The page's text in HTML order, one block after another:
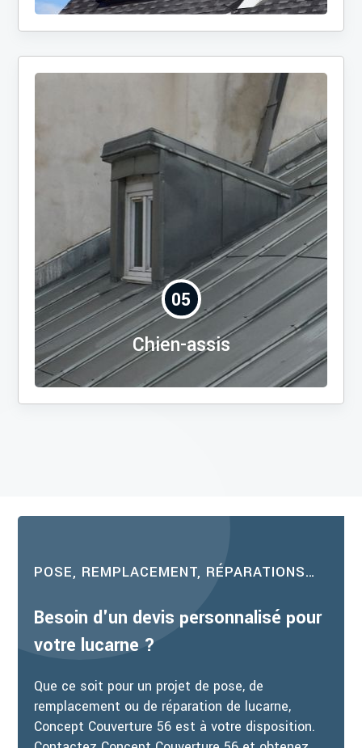
05
Chien-assis
POSE, REMPLACEMENT, RÉPARATIONS…
Besoin d'un devis personnalisé pour
votre lucarne ?
Que ce soit pour un projet de pose, de
remplacement ou de réparation de lucarne,
Concept Couverture 56 est à votre disposition.